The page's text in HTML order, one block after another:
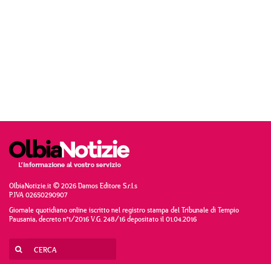
OlbiaNotizie.it © 2026 Damos Editore S.r.l.s
P.IVA 02650290907
Giornale quotidiano online iscritto nel registro stampa del Tribunale di Tempio
Pausania, decreto n°1/2016 V.G. 248/16 depositato il 01.04.2016